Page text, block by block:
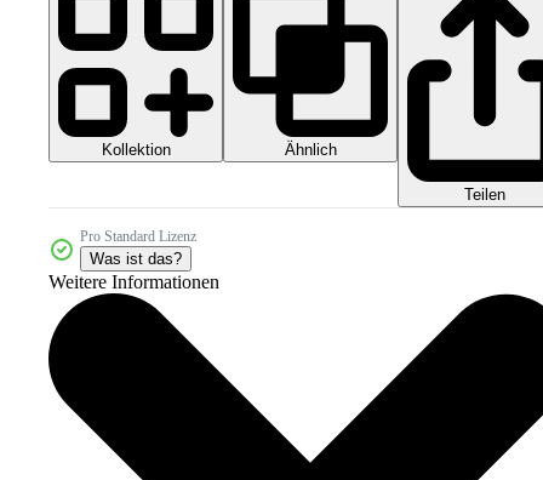
Kollektion Ähnlich
Teilen
Pro Standard Lizenz
Was ist das?
Weitere Informationen